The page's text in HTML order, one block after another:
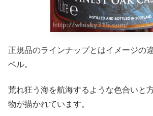
正規品のラインナップとはイメージの
ベル。
荒れ狂う海を航海するような色合いと
物が描かれています。